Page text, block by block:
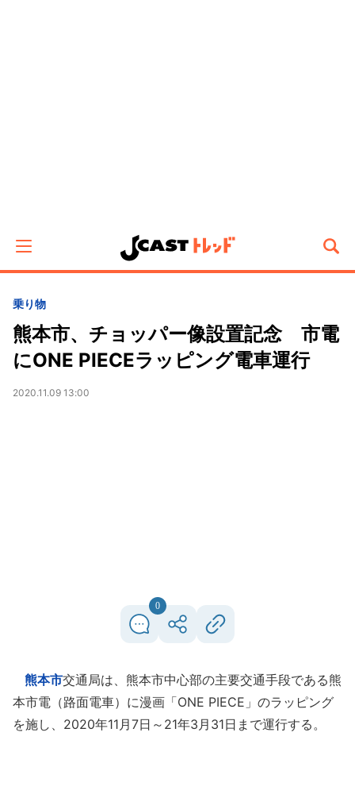
乗り物
熊本市、チョッパー像設置記念 市電
にONE PIECEラッピング電車運行
2020.11.09 13:00
0
熊本市交通局は、熊本市中心部の主要交通手段である熊
本市電（路面電車）に漫画「ONE PIECE」のラッピング
を施し、2020年11月7日～21年3月31日まで運行する。